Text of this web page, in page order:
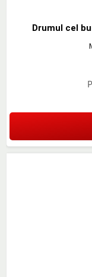
Drumul cel